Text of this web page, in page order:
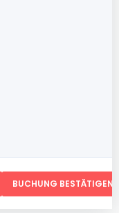
BUCHUNG BESTÄTIGEN